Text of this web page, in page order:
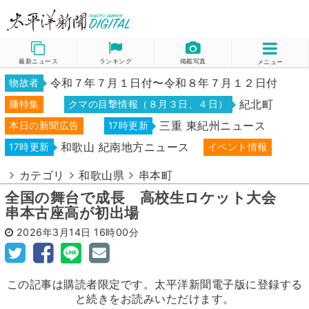
最新ニュース ランキング 掲載写真 メニュー
物故者 令和７年７月１日付〜令和８年７月１２日付
麺特集 クマの目撃情報（８月３日、４日） 紀北町
本日の新聞広告 17時更新 三重 東紀州ニュース
17時更新 和歌山 紀南地方ニュース イベント情報
カテゴリ 和歌山県 串本町
全国の舞台で成長 高校生ロケット大会
串本古座高が初出場
2026年3月14日 16時00分
この記事は購読者限定です。太平洋新聞電子版に登録する
と続きをお読みいただけます。